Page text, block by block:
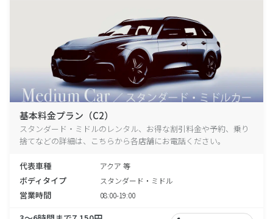
基本料金プラン（C2）
スタンダード・ミドルのレンタル、お得な割引料金や予約、乗り
捨てなどの詳細は、こちらから各店舗にお電話ください。
代表車種 アクア 等
ボディタイプ スタンダード・ミドル
営業時間 08:00-19:00